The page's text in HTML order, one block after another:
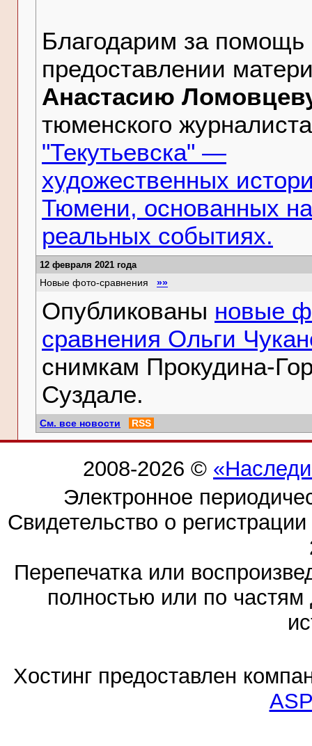
Благодарим за помощь
предоставлении
Анастасию
тюменского
"Текутьевска" —
художественных
Тюмени, основанных на
реальных событиях.
12 февраля 2021 года
Новые фото-сравнения »»
Опубликованы новые
сравнения Ольги
снимкам Прокудина-
Суздале.
См. все новости RSS
2008-2026 ©
Электронное
Свидетельство о
Перепечатка или
полностью или по частям
Хостинг предоставлен